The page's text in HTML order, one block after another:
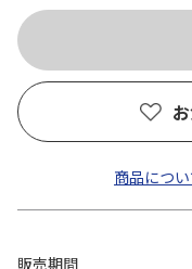
商品につ
販売期間